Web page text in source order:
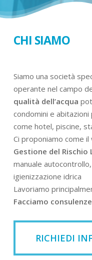
CHI SIAMO
Siamo una società
operante nel campo
qualità dell’acqua
condomini e
come hotel, piscine,
Ci proponiamo come
Gestione del Rischio
manuale
igienizzazione idrica
Lavoriamo
Facciamo
RICHIEDI